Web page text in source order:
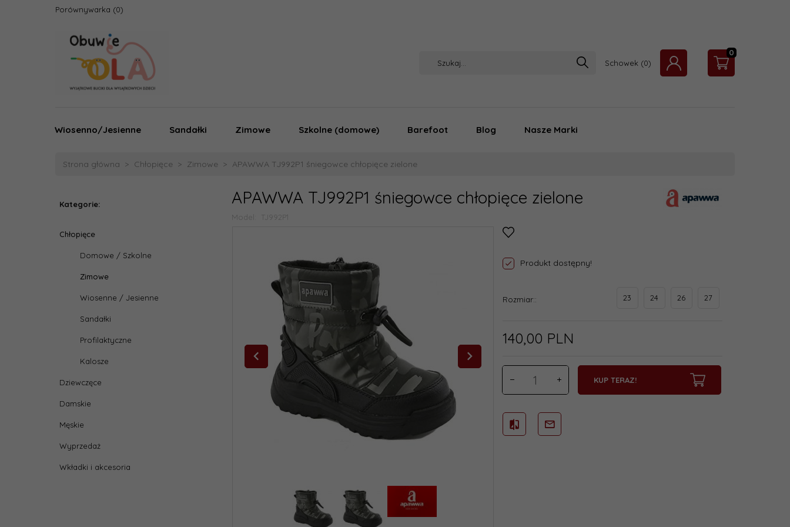
Porównywarka
Schowek
0
Wiosenno/Jesienne Sandałki Zimowe Szkolne (domowe) Barefoot Blog Nasze Marki
Strona główna Chłopięce Zimowe APAWWA TJ992P1 śniegowce chłopięce zielone
Kategorie:
Chłopięce
Domowe / Szkolne
Zimowe
Wiosenne / Jesienne
Sandałki
Profilaktyczne
Kalosze
Dziewczęce
Damskie
Męskie
Wyprzedaż
Wkładki i akcesoria
APAWWA TJ992P1 śniegowce chłopięce zielone
Model: TJ992P1
Produkt dostępny!
Rozmiar:: 23 24 26 27
140,00 PLN
KUP TERAZ!